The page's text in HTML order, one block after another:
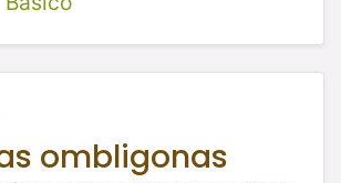
ombligonas